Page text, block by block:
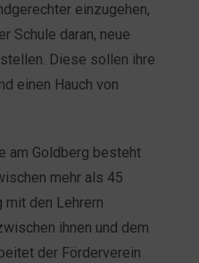
einzugehen,
Schule daran, neue
Diese sollen ihre
einen Hauch von
am Goldberg besteht
mehr als 45
mit den Lehrern
ihnen und dem
der Förderverein